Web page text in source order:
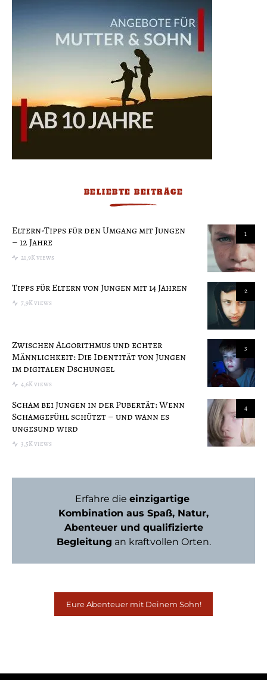
BELIEBTE BEITRÄGE
1
Eltern-Tipps für den Umgang mit Jungen
– 12 Jahre
21,9K views
2
Tipps für Eltern von Jungen mit 14 Jahren
7,9K views
3
Zwischen Algorithmus und echter
Männlichkeit: Die Identität von Jungen
im digitalen Dschungel
4,6K views
4
Scham bei Jungen in der Pubertät: Wenn
Schamgefühl schützt – und wann es
ungesund wird
3,5K views
Erfahre die einzigartige
Kombination aus Spaß, Natur,
Abenteuer und qualifizierte
Begleitung an kraftvollen Orten.
Eure Abenteuer mit Deinem Sohn!